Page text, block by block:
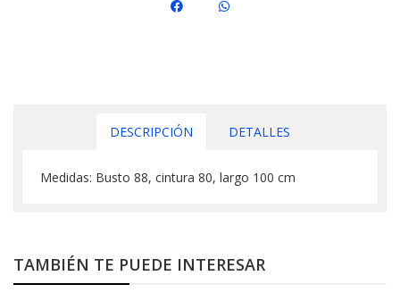
DESCRIPCIÓN DETALLES
Medidas: Busto 88, cintura 80, largo 100 cm
TAMBIÉN TE PUEDE INTERESAR